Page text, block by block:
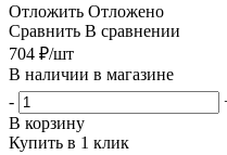
Отложить Отложено
Сравнить В сравнении
704 ₽/шт
В наличии в магазине
-
В корзину
Купить в 1 клик